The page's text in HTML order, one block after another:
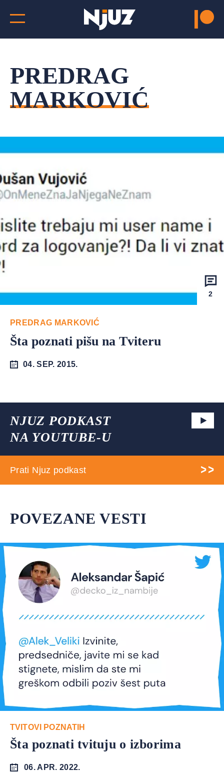
PREDRAG
MARKOVIĆ
2
PREDRAG MARKOVIĆ
Šta poznati pišu na Tviteru
04. SEP. 2015.
NJUZ PODKAST
NA YOUTUBE-U
Prati Njuz podkast
POVEZANE VESTI
TVITOVI POZNATIH
Šta poznati tvituju o izborima
06. APR. 2022.